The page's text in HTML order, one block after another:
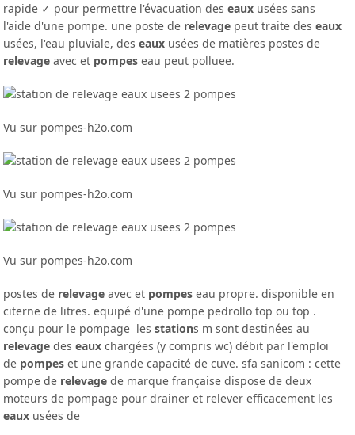
rapide ✓ pour permettre l'évacuation deseaux usées sans
l'aide d'une pompe. une poste de relevage peut traite deseaux
usées, l'eau pluviale, deseaux usées de matières postes de
relevage avec et pompes eau peut polluee.
Vu sur pompes-h2o.com
Vu sur pompes-h2o.com
Vu sur pompes-h2o.com
postes de relevage avec et pompes eau propre. disponible en
citerne de litres. equipé d'une pompe pedrollo top ou top .
conçu pour le pompage lesstations m sont destinées au
relevage deseaux chargées (y compris wc) débit par l'emploi
de pompes et une grande capacité de cuve. sfa sanicom : cette
pompe de relevage de marque française dispose de deux
moteurs de pompage pour drainer et relever efficacement les
eaux usées de